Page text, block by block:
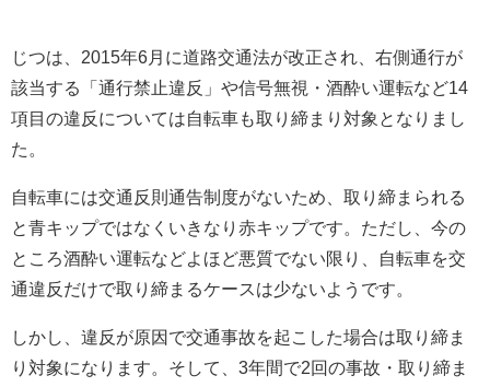
じつは、2015年6月に道路交通法が改正され、右側通行が
該当する「通行禁止違反」や信号無視・酒酔い運転など14
項目の違反については自転車も取り締まり対象となりまし
た。
自転車には交通反則通告制度がないため、取り締まられる
と青キップではなくいきなり赤キップです。ただし、今の
ところ酒酔い運転などよほど悪質でない限り、自転車を交
通違反だけで取り締まるケースは少ないようです。
しかし、違反が原因で交通事故を起こした場合は取り締ま
り対象になります。そして、3年間で2回の事故・取り締ま